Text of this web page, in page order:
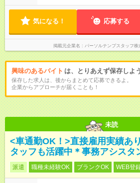
気になる！ 応募する
掲載元企業名 パーソルテンプスタッフ
興味のあるバイト は、とりあえず保存しよ
保存した求人は、後からまとめて応募できるよ。
企業からアプローチが届くことも！
未読
<車通勤OK！>直接雇用実績あ
タッフも活躍中＊事務アシスタ
派遣 職種未経験OK ブランクOK WEB登